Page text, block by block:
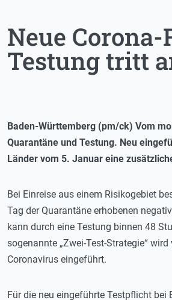
Neue
Testung tritt
Baden-Württemberg (pm/ck) Vom
Quarantäne und Testung. Neu
Länder vom 5. Januar eine
Bei Einreise aus einem Risikogebiet
Tag der Quarantäne erhobenen
kann durch eine Testung binnen 48
sogenannte „Zwei-Test-Strategie“
Coronavirus eingeführt.
Für die neu eingeführte Testpflicht bei